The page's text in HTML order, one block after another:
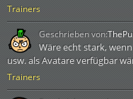
Trainers
Trainers
Wäre echt stark,
usw. als Avatare verfügbar
Geschrieben von: